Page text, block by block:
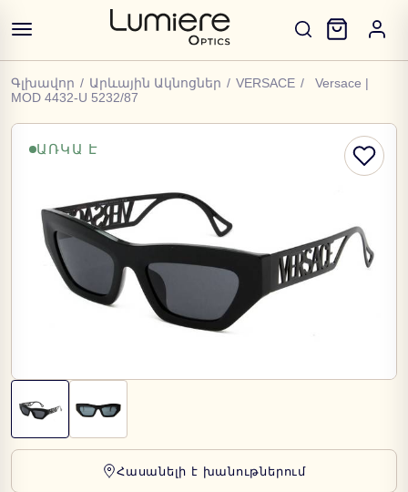
Գլխավոր / Արևային Ակնոցներ / VERSACE /
Versace |
MOD 4432-U 5232/87
ԱՌԿԱ Է
Հասանելի է խանութներում